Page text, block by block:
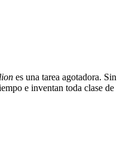
es una tarea agotadora. Sin
e inventan toda clase de